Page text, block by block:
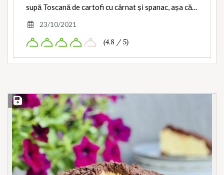
supă Toscană de cartofi cu cârnat și spanac, așa că…
23/10/2021
(4.8 / 5)
Save Recipe